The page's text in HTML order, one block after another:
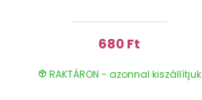
680 Ft
RAKTÁRON - azonnal kiszállítjuk